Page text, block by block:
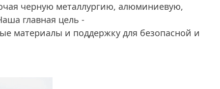
черную металлургию, алюминиевую,
главная цель -
материалы и поддержку для безопасной и